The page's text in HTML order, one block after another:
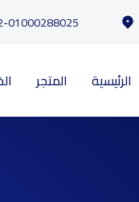
01000288025
الرئيسية المتجر